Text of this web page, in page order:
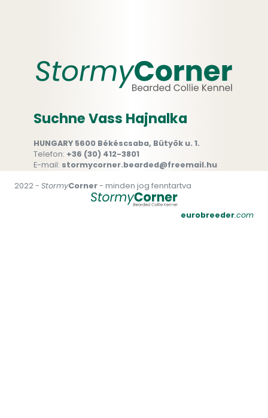
Suchne Vass Hajnalka
HUNGARY 5600 Békéscsaba, Bütyök u. 1.
Telefon: +36 (30) 412-3801
E-mail: stormycorner.bearded@freemail.hu
2022 - StormyCorner- minden jog fenntartva
eurobreeder.com